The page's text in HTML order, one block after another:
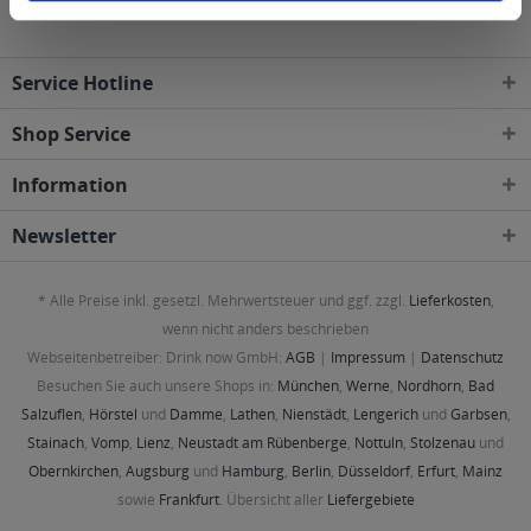
Service Hotline
Shop Service
Information
Newsletter
* Alle Preise inkl. gesetzl. Mehrwertsteuer und ggf. zzgl. Lieferkosten,
wenn nicht anders beschrieben
Webseitenbetreiber: Drink now GmbH: AGB | Impressum | Datenschutz
Besuchen Sie auch unsere Shops in: München, Werne, Nordhorn, Bad
Salzuflen, Hörstel und Damme, Lathen, Nienstädt, Lengerichund Garbsen,
Stainach, Vomp, Lienz, Neustadt am Rübenberge, Nottuln, Stolzenau und
Obernkirchen, Augsburg und Hamburg, Berlin, Düsseldorf, Erfurt, Mainz
sowie Frankfurt. Übersicht aller Liefergebiete